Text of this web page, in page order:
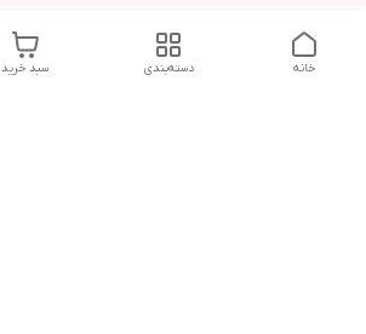
سبد خرید دسته‌بندی خانه